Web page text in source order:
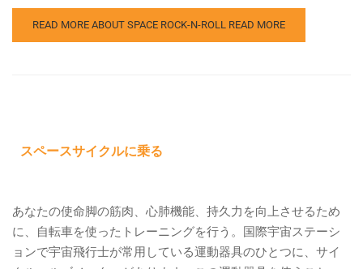
READ MORE ABOUT SPACE ROCK-N-ROLL READ MORE
スペースサイクルに乗る
あなたの使命脚の筋肉、心肺機能、持久力を向上させるため
に、自転車を使ったトレーニングを行う。国際宇宙ステーシ
ョンで宇宙飛行士が常用している運動器具のひとつに、サイ